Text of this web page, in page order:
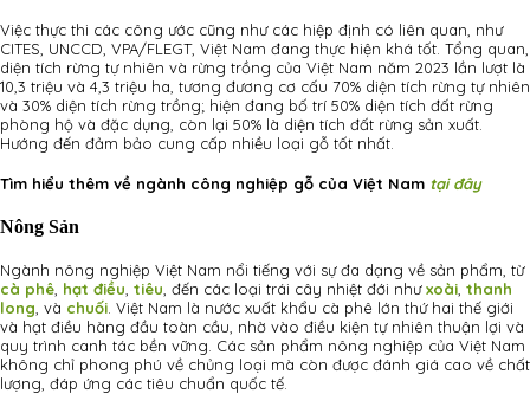
Việc thực thi các công ước cũng như các hiệp định có liên quan, như
CITES, UNCCD, VPA/FLEGT, Việt Nam đang thực hiện khá tốt. Tổng quan,
diện tích rừng tự nhiên và rừng trồng của Việt Nam năm 2023 lần lượt là
10,3 triệu và 4,3 triệu ha, tương đương cơ cấu 70% diện tích rừng tự nhiên
và 30% diện tích rừng trồng; hiện đang bố trí 50% diện tích đất rừng
phòng hộ và đặc dụng, còn lại 50% là diện tích đất rừng sản xuất.
Hướng đến đảm bảo cung cấp nhiều loại gỗ tốt nhất.
Tìm hiểu thêm về ngành công nghiệp gỗ của Việt Nam tại đây
Nông Sản
Ngành nông nghiệp Việt Nam nổi tiếng với sự đa dạng về sản phẩm, từ
cà phê hạt điều tiêu , đến các loại trái cây nhiệt đới nhưxoài thanh
long , và chuối . Việt Nam là nước xuất khẩu cà phê lớn thứ hai thế giới
và hạt điều hàng đầu toàn cầu, nhờ vào điều kiện tự nhiên thuận lợi và
quy trình canh tác bền vững. Các sản phẩm nông nghiệp của Việt Nam
không chỉ phong phú về chủng loại mà còn được đánh giá cao về chất
lượng, đáp ứng các tiêu chuẩn quốc tế.